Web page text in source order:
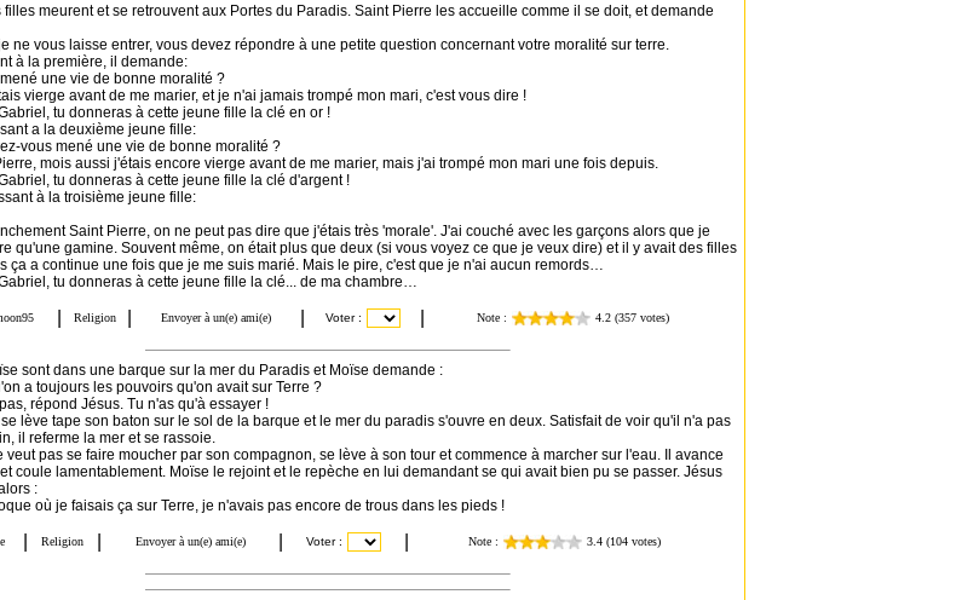
filles meurent et se retrouvent aux Portes du Paradis. Saint Pierre les accueille comme il se doit, et demande
ne vous laisse entrer, vous devez répondre à une petite question concernant votre moralité sur terre.
à la première, il demande:
une vie de bonne moralité ?
vierge avant de me marier, et je n'ai jamais trompé mon mari, c'est vous dire !
tu donneras à cette jeune fille la clé en or !
a la deuxième jeune fille:
vous mené une vie de bonne moralité ?
mois aussi j'étais encore vierge avant de me marier, mais j'ai trompé mon mari une fois depuis.
tu donneras à cette jeune fille la clé d'argent !
à la troisième jeune fille:
Saint Pierre, on ne peut pas dire que j'étais très 'morale'. J'ai couché avec les garçons alors que je
qu'une gamine. Souvent même, on était plus que deux (si vous voyez ce que je veux dire) et il y avait des filles
ça a continue une fois que je me suis marié. Mais le pire, c'est que je n'ai aucun remords…
tu donneras à cette jeune fille la clé... de ma chambre…
sont dans une barque sur la mer du Paradis et Moïse demande :
a toujours les pouvoirs qu'on avait sur Terre ?
répond Jésus. Tu n'as qu'à essayer !
lève tape son baton sur le sol de la barque et le mer du paradis s'ouvre en deux. Satisfait de voir qu'il n'a pas
il referme la mer et se rassoie.
veut pas se faire moucher par son compagnon, se lève à son tour et commence à marcher sur l'eau. Il avance
coule lamentablement. Moïse le rejoint et le repèche en lui demandant se qui avait bien pu se passer. Jésus
:
où je faisais ça sur Terre, je n'avais pas encore de trous dans les pieds !